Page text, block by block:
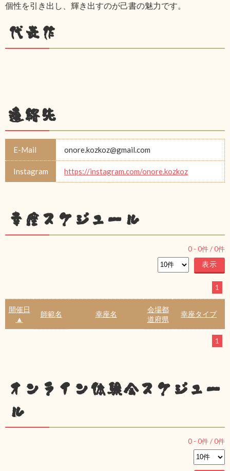
個性を引き出し、輝き出すのが己書の魅力です。
代表作
連絡先
E-Mail onore.kozkoz@gmail.com
Instagram https://instagram.com/onore.kozkoz
幸座スケジュール
0 - 0件 /0件
1
開催日
▲
師範名 幸座名
会場都
道府県
幸座タイプ
1
オンライン体験会スケジュー
ル
0 - 0件 /0件